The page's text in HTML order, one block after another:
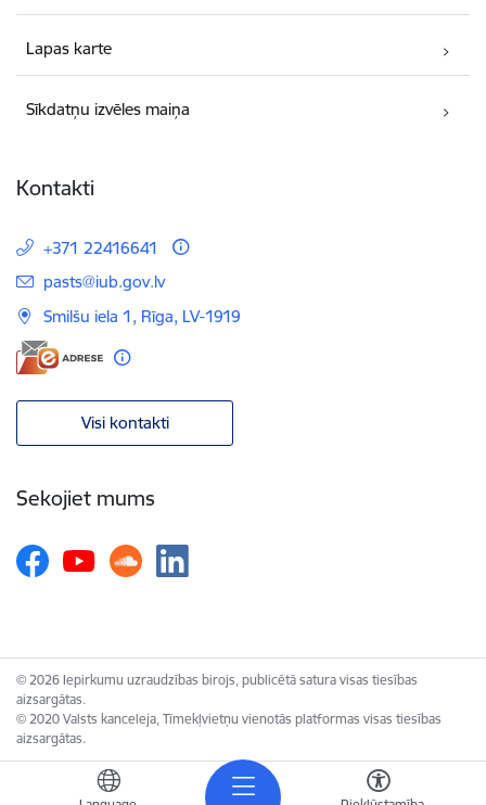
Lapas karte
Sīkdatņu izvēles maiņa
Kontakti
+371 22416641
E-pasts:
pasts@iub.gov.lv
Smilšu iela 1, Rīga, LV-1919
Visi kontakti
Sekojiet mums
© 2026 Iepirkumu uzraudzības birojs, publicētā satura visas tiesības
aizsargātas.
© 2020 Valsts kanceleja, Tīmekļvietņu vienotās platformas visas tiesības
aizsargātas.